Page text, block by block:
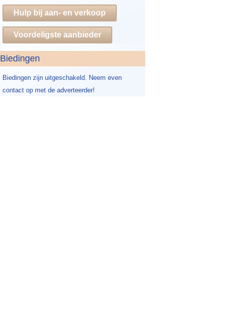
Hulp bij aan- en verkoop
Voordeligste aanbieder
Biedingen
Biedingen zijn uitgeschakeld. Neem even
contact op met de adverteerder!